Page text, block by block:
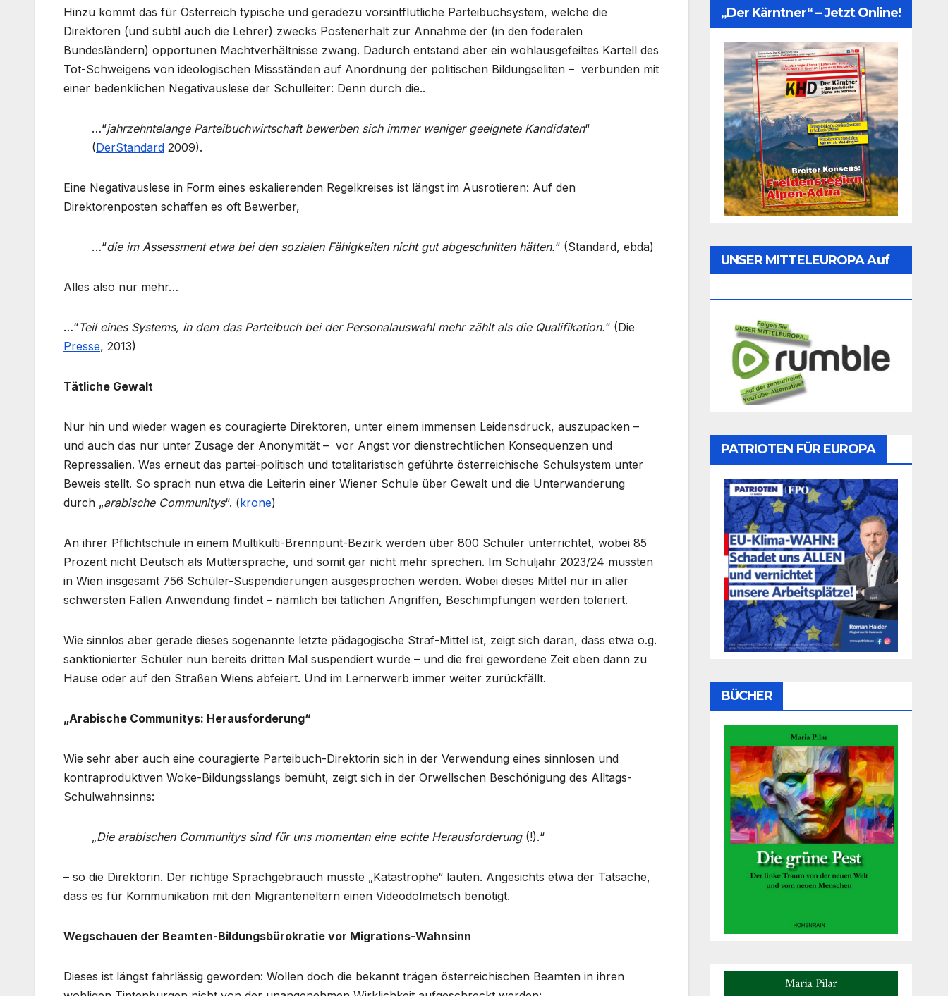
Hinzu kommt das für Österreich typische und geradezu vorsintflutliche Parteibuchsystem, welche die
Direktoren (und subtil auch die Lehrer) zwecks Postenerhalt zur Annahme der (in den föderalen
Bundesländern) opportunen Machtverhältnisse zwang. Dadurch entstand aber ein wohlausgefeiltes Kartell des
Tot-Schweigens von ideologischen Missständen auf Anordnung der politischen Bildungseliten – verbunden mit
einer bedenklichen Negativauslese der Schulleiter: Denn durch die..
…“jahrzehntelange Parteibuchwirtschaft bewerben sich immer weniger geeignete Kandidaten“
(DerStandard 2009).
Eine Negativauslese in Form eines eskalierenden Regelkreises ist längst im Ausrotieren: Auf den
Direktorenposten schaffen es oft Bewerber,
…“die im Assessment etwa bei den sozialen Fähigkeiten nicht gut abgeschnitten hätten.“ (Standard, ebda)
Alles also nur mehr…
…“Teil eines Systems, in dem das Parteibuch bei der Personalauswahl mehr zählt als die Qualifikation.“ (Die
Presse, 2013)
Tätliche Gewalt
Nur hin und wieder wagen es couragierte Direktoren, unter einem immensen Leidensdruck, auszupacken –
und auch das nur unter Zusage der Anonymität – vor Angst vor dienstrechtlichen Konsequenzen und
Repressalien. Was erneut das partei-politisch und totalitaristisch geführte österreichische Schulsystem unter
Beweis stellt. So sprach nun etwa die Leiterin einer Wiener Schule über Gewalt und die Unterwanderung
durch „arabische Communitys“. (krone)
An ihrer Pflichtschule in einem Multikulti-Brennpunt-Bezirk werden über 800 Schüler unterrichtet, wobei 85
Prozent nicht Deutsch als Muttersprache, und somit gar nicht mehr sprechen. Im Schuljahr 2023/24 mussten
in Wien insgesamt 756 Schüler-Suspendierungen ausgesprochen werden. Wobei dieses Mittel nur in aller
schwersten Fällen Anwendung findet – nämlich bei tätlichen Angriffen, Beschimpfungen werden toleriert.
Wie sinnlos aber gerade dieses sogenannte letzte pädagogische Straf-Mittel ist, zeigt sich daran, dass etwa o.g.
sanktionierter Schüler nun bereits dritten Mal suspendiert wurde – und die frei gewordene Zeit eben dann zu
Hause oder auf den Straßen Wiens abfeiert. Und im Lernerwerb immer weiter zurückfällt.
„Arabische Communitys: Herausforderung“
Wie sehr aber auch eine couragierte Parteibuch-Direktorin sich in der Verwendung eines sinnlosen und
kontraproduktiven Woke-Bildungsslangs bemüht, zeigt sich in der Orwellschen Beschönigung des Alltags-
Schulwahnsinns:
„Die arabischen Communitys sind für uns momentan eine echte Herausforderung(!).“
– so die Direktorin. Der richtige Sprachgebrauch müsste „Katastrophe“ lauten. Angesichts etwa der Tatsache,
dass es für Kommunikation mit den Migranteneltern einen Videodolmetsch benötigt.
Wegschauen der Beamten-Bildungsbürokratie vor Migrations-Wahnsinn
Dieses ist längst fahrlässig geworden: Wollen doch die bekannt trägen österreichischen Beamten in ihren
„Der Kärntner“ – Jetzt Online!
UNSER MITTELEUROPA Auf
PATRIOTEN FÜR EUROPA
BÜCHER